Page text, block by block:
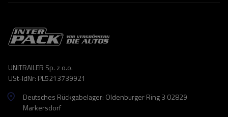
UNITRAILER Sp. z o.o.
USt-IdNr: PL5213739921
Deutsches Rückgabelager: Oldenburger Ring 3 02829
Markersdorf